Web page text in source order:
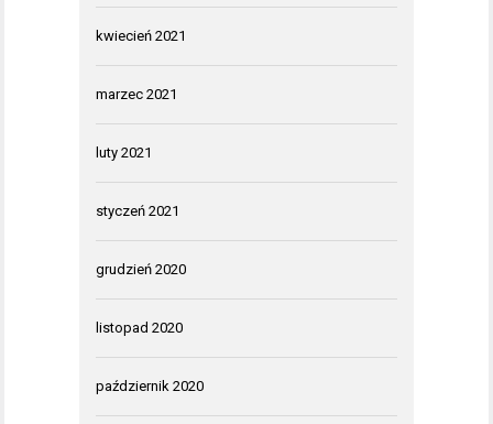
kwiecień 2021
marzec 2021
luty 2021
styczeń 2021
grudzień 2020
listopad 2020
październik 2020